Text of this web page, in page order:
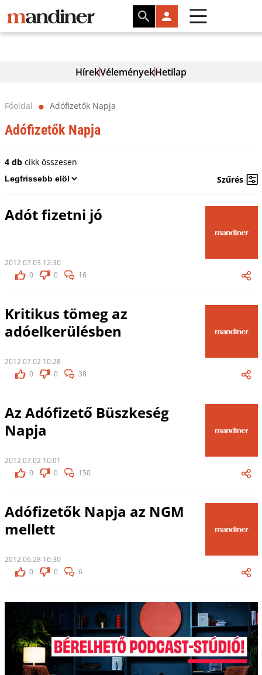
HírekVéleményekHetilap
Főoldal ⬤ Adófizetők Napja
Adófizetők Napja
4 dbcikk összesen
Szűrés
Adót fizetni jó
2012.07.03 12:30
0
0 16
Kritikus tömeg az
adóelkerülésben
2012.07.02 10:28
0
0 38
Az Adófizető Büszkeség
Napja
2012.07.02 10:01
0
0 150
Adófizetők Napja az NGM
mellett
2012.06.28 16:30
0
0 6